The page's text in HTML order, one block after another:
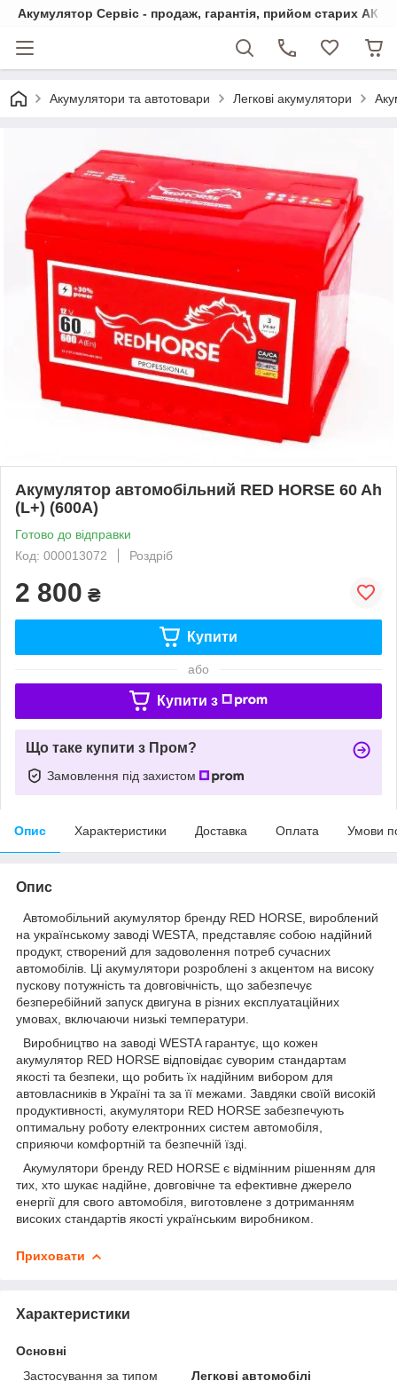
Акумулятор Сервіс - продаж, гарантія, прийом старих АКБ
Акумулятори та автотовари Легкові акумулятори
Акумулятор автомобільний RED HORSE 60 Ah
(L+) (600А)
Готово до відправки
Код: 000013072
Роздріб
2 800 ₴
Купити
або
Купити з
Що таке купити з Пром?
Замовлення під захистом
Опис Характеристики Доставка Оплата Умови
Опис
Автомобільний акумулятор бренду RED HORSE, вироблений
на українському заводі WESTA, представляє собою надійний
продукт, створений для задоволення потреб сучасних
автомобілів. Ці акумулятори розроблені з акцентом на високу
пускову потужність та довговічність, що забезпечує
безперебійний запуск двигуна в різних експлуатаційних
умовах, включаючи низькі температури.
Виробництво на заводі WESTA гарантує, що кожен
акумулятор RED HORSE відповідає суворим стандартам
якості та безпеки, що робить їх надійним вибором для
автовласників в Україні та за її межами. Завдяки своїй високій
продуктивності, акумулятори RED HORSE забезпечують
оптимальну роботу електронних систем автомобіля,
сприяючи комфортній та безпечній їзді.
Акумулятори бренду RED HORSE є відмінним рішенням для
тих, хто шукає надійне, довговічне та ефективне джерело
енергії для свого автомобіля, виготовлене з дотриманням
високих стандартів якості українським виробником.
Приховати
Характеристики
Основні
Застосування за типом
Легкові автомобілі